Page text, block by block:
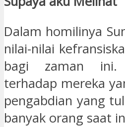
Dalam homilinya
nilai-nilai
bagi zaman ini.
terhadap mereka
pengabdian yang
banyak orang saat